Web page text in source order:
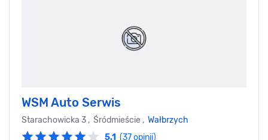
WSM Auto Serwis
Starachowicka 3 , Śródmieście , Wałbrzych
5.1 (37 opinii)